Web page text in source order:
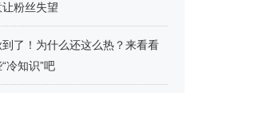
粉丝失望
到了！为什么还这么热？来看看
冷知识”吧